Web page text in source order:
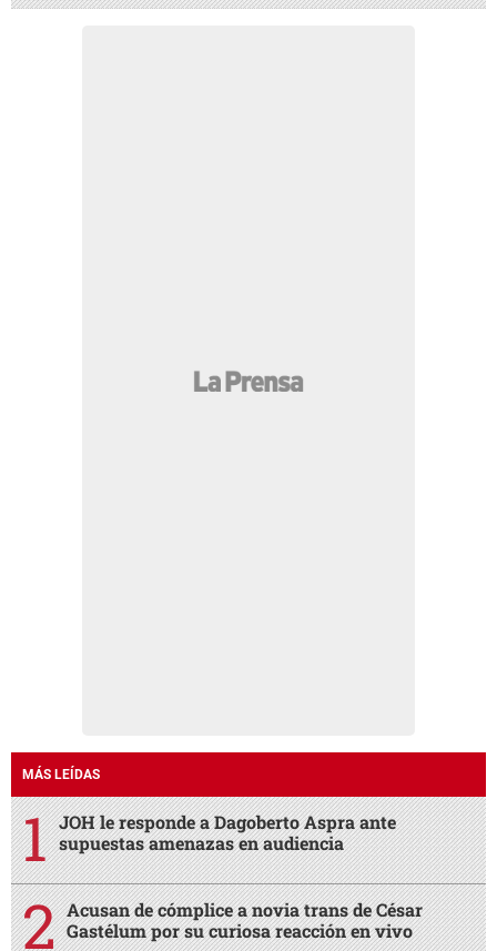
MÁS LEÍDAS
JOH le responde a Dagoberto Aspra ante
supuestas amenazas en audiencia
Acusan de cómplice a novia trans de César
Gastélum por su curiosa reacción en vivo